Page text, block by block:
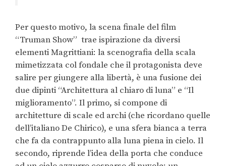
Per questo motivo, la scena finale del film
“Truman Show” trae ispirazione da diversi
elementi Magrittiani: la scenografia della scala
mimetizzata col fondale che il protagonista deve
salire per giungere alla libertà, è una fusione dei
due dipinti “Architettura al chiaro di luna” e “Il
miglioramento”. Il primo, si compone di
architetture di scale ed archi (che ricordano quelle
dell’italiano De Chirico), e una sfera bianca a terra
che fa da contrappunto alla luna piena in cielo. Il
secondo, riprende l’idea della porta che conduce